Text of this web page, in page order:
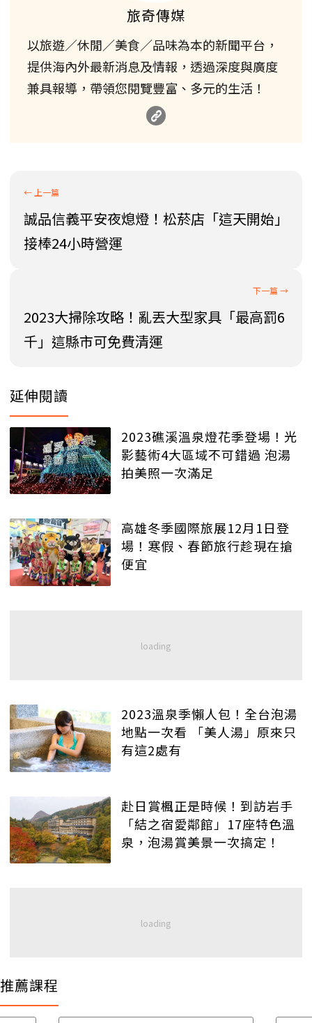
旅奇傳媒
以旅遊／休閒／美食／品味為本的新聞平台，
提供海內外最新消息及情報，透過深度與廣度
兼具報導，帶領您閱覽豐富、多元的生活！
誠品信義平安夜熄燈！松菸店「這天開始」
接棒24小時營運
2023大掃除攻略！亂丟大型家具「最高罰6
千」這縣市可免費清運
延伸閱讀
2023礁溪溫泉燈花季登場！光
影藝術4大區域不可錯過 泡湯
拍美照一次滿足
高雄冬季國際旅展12月1日登
場！寒假、春節旅行趁現在搶
便宜
2023溫泉季懶人包！全台泡湯
地點一次看 「美人湯」原來只
有這2處有
赴日賞楓正是時候！到訪岩手
「結之宿愛鄰館」17座特色溫
泉，泡湯賞美景一次搞定！
推薦課程